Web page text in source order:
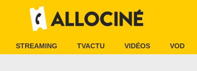
STREAMING TVACTU VIDÉOS VOD